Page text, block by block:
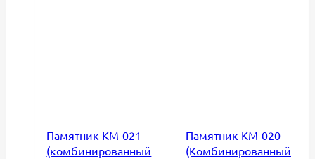
Памятник КМ-021
(комбинированный
Памятник КМ-020
(Комбинированный